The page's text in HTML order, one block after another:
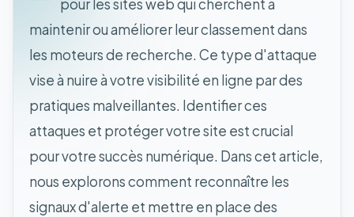
pour les sites web qui cherchent à
maintenir ou améliorer leur classement dans
les moteurs de recherche. Ce type d'attaque
vise à nuire à votre visibilité en ligne par des
pratiques malveillantes. Identifier ces
attaques et protéger votre site est crucial
pour votre succès numérique. Dans cet article,
nous explorons comment reconnaître les
signaux d'alerte et mettre en place des